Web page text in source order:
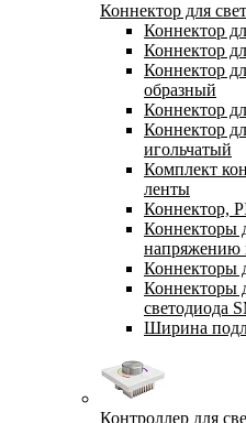
Коннектор для
Коннектор
Коннектор
Коннектор
образный
Коннектор
Коннектор
игольчатый
Комплект
ленты
Коннектор,
Коннекторы
напряжению
Коннекторы
Коннекторы
светодиода
Ширина
Контроллер для